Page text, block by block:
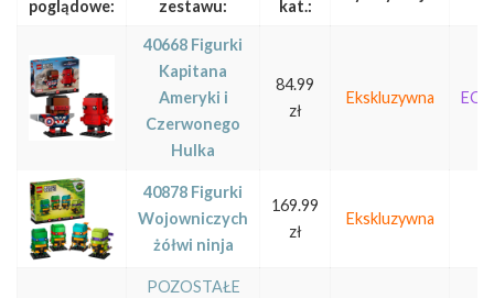
poglądowe: zestawu: kat.:
40668 Figurki
Kapitana
Ameryki i
Czerwonego
Hulka
84.99
zł
Ekskluzywna
40878 Figurki
Wojowniczych
żółwi ninja
169.99
zł
Ekskluzywna
POZOSTAŁE